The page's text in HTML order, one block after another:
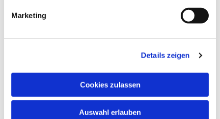
Marketing
Details zeigen
Cookies zulassen
Auswahl erlauben